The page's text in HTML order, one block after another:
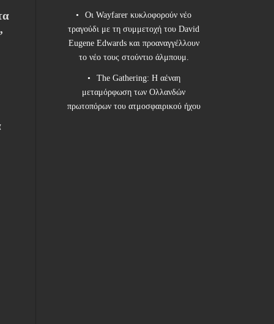
Οι Wayfarer κυκλοφορούν νέο
τραγούδι με τη συμμετοχή του David
Eugene Edwards και προαναγγέλλουν
το νέο τους στούντιο άλμπουμ.
The Gathering: Η αέναη
μεταμόρφωση των Ολλανδών
πρωτοπόρων του ατμοσφαιρικού ήχου